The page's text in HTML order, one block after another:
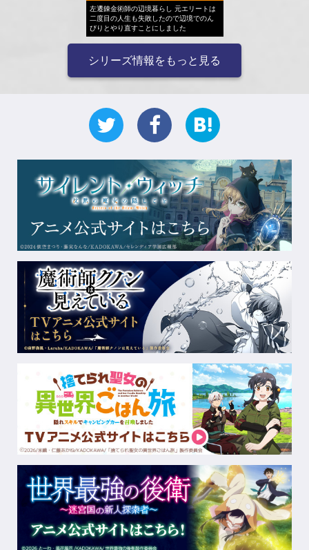
左遷錬金術師の辺境暮らし 元エリートは
二度目の人生も失敗したので辺境でのん
びりとやり直すことにしました
シリーズ情報をもっと見る